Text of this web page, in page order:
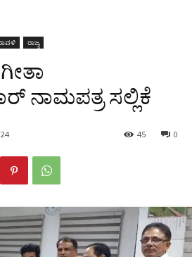
ರಾಜ್ಯ
ನಾಮಪತ್ರ ಸಲ್ಲಿಕೆ
0
45